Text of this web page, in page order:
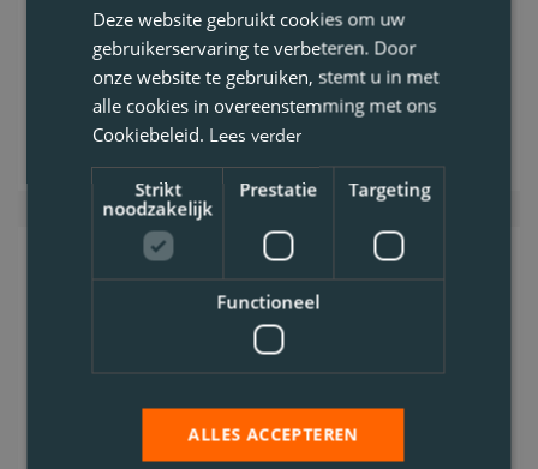
Voltijds
Bekijk vacature
Chauffeur CE
RECHERCHÉ : Chauffeur CE (Région de
Waregem) Êtes-vous un chauffeur motivé
qui aime mettre la main à la pâte ? Pour
Deze website gebruikt cookies om uw
gebruikerservaring te verbeteren. Door
onze website te gebruiken, stemt u in met
alle cookies in overeenstemming met ons
Cookiebeleid. Lees verder
Strikt
noodzakelijk
Prestatie Targeting
Functioneel
ALLES ACCEPTEREN